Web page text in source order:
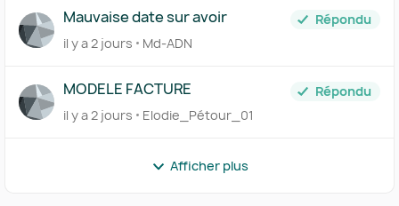
Mauvaise date sur avoir
Répondu
il y a 2 jours
Md-ADN
MODELE FACTURE
Répondu
il y a 2 jours
Elodie_Pétour_01
Afficher plus